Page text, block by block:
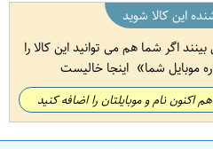
این کالا شوید
اگر شما هم می توانید این کالا را
موبایل شما اینجا خالیست
هم اکنون نام و موبایلتان را اضافه کنید